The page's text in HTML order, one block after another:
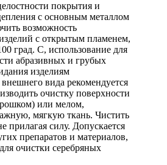
покрытия и
с основным металлом
возможность
с открытым пламенем,
град. С, использование для
абразивных и грубых
изделиям
вида рекомендуется
очистку поверхности
или мелом,
мягкую ткань. Чистить
прилагая силу. Допускается
препаратов и материалов,
очистки серебряных